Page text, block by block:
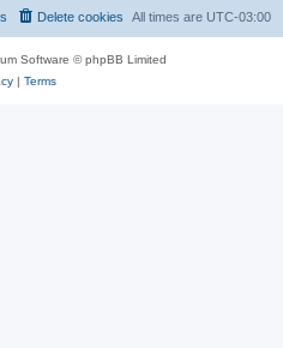
All times are UTC-03:00
Delete cookies
Software © phpBB Limited
| Terms